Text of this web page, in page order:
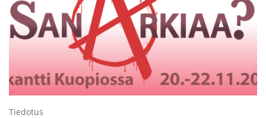
Tiedotus